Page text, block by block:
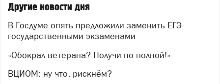
Другие новости дня
В Госдуме опять предложили заменить ЕГЭ
государственными экзаменами
«Обокрал ветерана? Получи по полной!»
ВЦИОМ: ну что, рискнём?